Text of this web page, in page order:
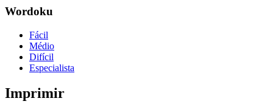
Wordoku
Fácil
Médio
Difícil
Especialista
Imprimir